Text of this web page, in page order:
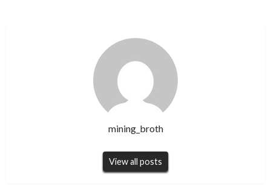
mining_broth
View all posts